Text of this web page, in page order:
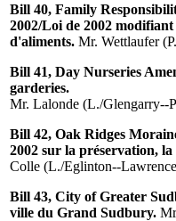
Bill 40, Family
2002/Loi de 2002
d'aliments. Mr. Wettlaufer
Bill 41, Day Nurseries
garderies.
Mr. Lalonde (L./Glengarry--
Bill 42, Oak Ridges
2002 sur la préservation,
Colle (L./Eglinton--
Bill 43, City of Greater
ville du Grand Sudbury.